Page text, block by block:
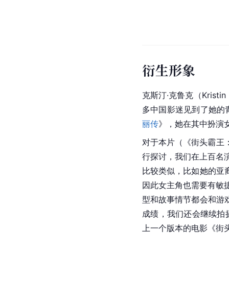
衍生形象
克斯汀·克鲁克 （
多中国影迷见到了她
丽传》，她在其中扮演
对于本片（《街头霸王
行探讨，我们在上百名
比较类似，比如她的亚
因此女主角也需要有敏
型和故事情节都会和游
成绩，我们还会继续拍
上一个版本的电影《